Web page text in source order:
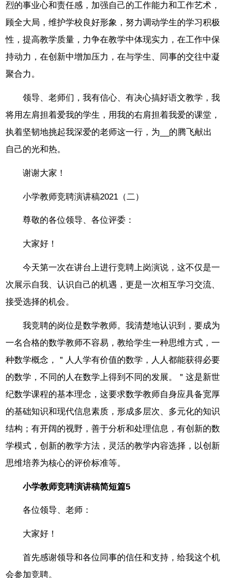
烈的事业心和责任感，加强自己的工作能力和工作艺术，
顾全大局，维护学校良好形象，努力调动学生的学习积极
性，提高教学质量，力争在教学中体现实力，在工作中保
持动力，在创新中增加压力，在与学生、同事的交往中凝
聚合力。
领导、老师们，我有信心、有决心搞好语文教学，我
将用左肩担着爱我的学生，用我的右肩担着我爱的课堂，
执着坚韧地挑起我深爱的老师这一行，为__的腾飞献出
自己的光和热。
谢谢大家！
小学教师竞聘演讲稿2021（二）
尊敬的各位领导、各位评委：
大家好！
今天第一次在讲台上进行竞聘上岗演说，这不仅是一
次展示自我、认识自己的机遇，更是一次相互学习交流、
接受选择的机会。
我竞聘的岗位是数学教师。我清楚地认识到，要成为
一名合格的数学教师不容易，教给学生一种思维方式，一
种数学概念，＂人人学有价值的数学，人人都能获得必要
的数学，不同的人在数学上得到不同的发展。＂这是新世
纪数学课程的基本理念，这要求数学教师自身应具备宽厚
的基础知识和现代信息素质，形成多层次、多元化的知识
结构；有开阔的视野，善于分析和处理信息，有创新的数
学模式，创新的教学方法，灵活的教学内容选择，以创新
思维培养为核心的评价标准等。
小学教师竞聘演讲稿简短篇5
各位领导、老师：
大家好！
首先感谢领导和各位同事的信任和支持，给我这个机
会参加竞聘。